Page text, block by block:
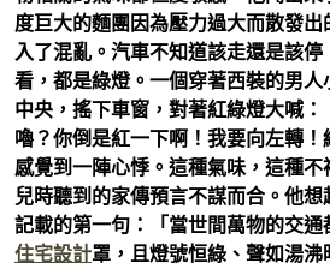
度巨大的麵團因為壓力過大而散發
入了混亂。汽車不知道該走還是該
看，都是綠燈。一個穿著西裝的男
中央，搖下車窗，對著紅綠燈大喊
嚕？你倒是紅一下啊！我要向左轉
感覺到一陣心悸。這種氣味，這種
兒時聽到的家傳預言不謀而合。他
記載的第一句：「當世間萬物的交
住宅設計罩，且燈號恒綠、聲如湯